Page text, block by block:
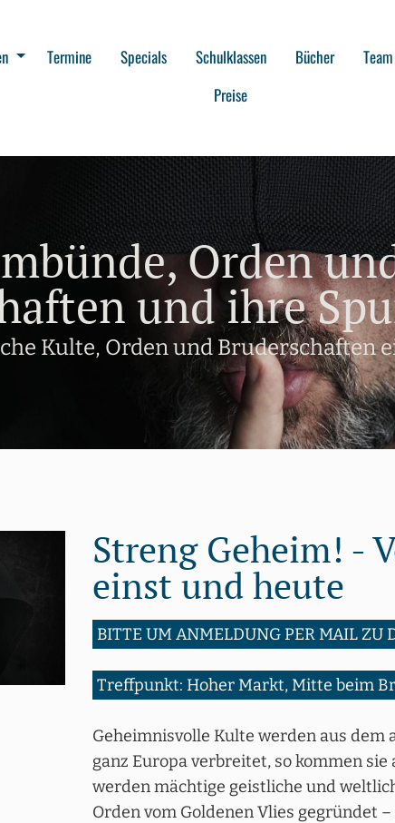
Termine Specials Schulklassen Bücher Team
Preise
Orden
und ihre
Kulte, Orden und Bruderschaften
Streng Geheim! -
einst und heute
BITTE UM ANMELDUNG PER MAIL ZU
Treffpunkt: Hoher Markt, Mitte beim
Geheimnisvolle Kulte werden aus dem
ganz Europa verbreitet, so kommen
werden mächtige geistliche und
Orden vom Goldenen Vlies gegründet